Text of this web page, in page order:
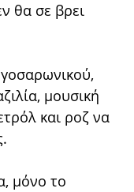
θα σε βρει
μουσική
και ροζ να
μόνο το